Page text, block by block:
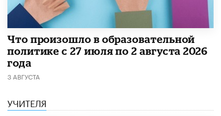
​Что произошло в образовательной
политике с 27 июля по 2 августа 2026
года
3 АВГУСТА
УЧИТЕЛЯ